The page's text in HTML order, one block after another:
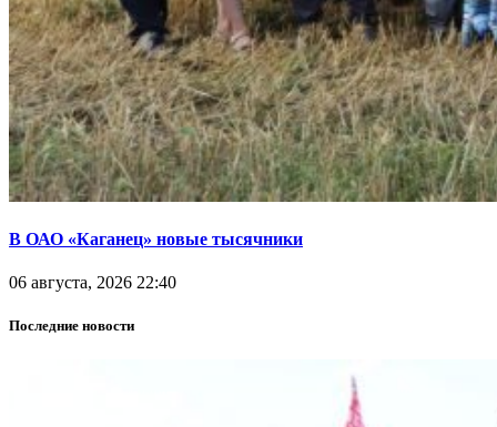
В ОАО «Каганец» новые тысячники
06 августа, 2026 22:40
Последние новости